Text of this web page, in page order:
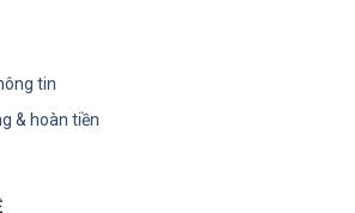
tin
& hoàn tiền